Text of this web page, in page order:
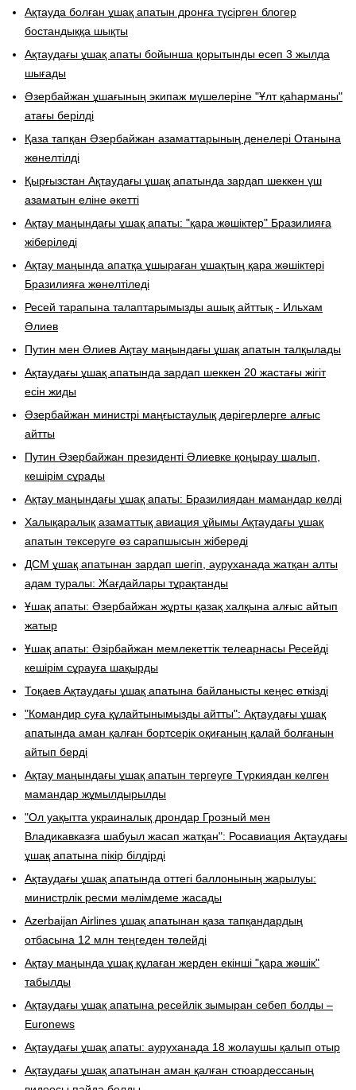
Ақтауда болған ұшақ апатын дронға түсірген блогер
бостандыққа шықты
Ақтаудағы ұшақ апаты бойынша қорытынды есеп 3 жылда
шығады
Әзербайжан ұшағының экипаж мүшелеріне "Ұлт қаһарманы"
атағы берілді
Қаза тапқан Әзербайжан азаматтарының денелері Отанына
жөнелтілді
Қырғызстан Ақтаудағы ұшақ апатында зардап шеккен үш
азаматын еліне әкетті
Ақтау маңындағы ұшақ апаты: "қара жәшіктер" Бразилияға
жіберіледі
Ақтау маңында апатқа ұшыраған ұшақтың қара жәшіктері
Бразилияға жөнелтіледі
​Ресей тарапына талаптарымызды ашық айттық - Ильхам
Әлиев
Путин мен Әлиев Ақтау маңындағы ұшақ апатын талқылады
Ақтаудағы ұшақ апатында зардап шеккен 20 жастағы жігіт
есін жиды
Әзербайжан министрі маңғыстаулық дәрігерлерге алғыс
айтты
Путин Әзербайжан президенті Әлиевке қоңырау шалып,
кешірім сұрады
Ақтау маңындағы ұшақ апаты: Бразилиядан мамандар келді
Халықаралық азаматтық авиация ұйымы Ақтаудағы ұшақ
апатын тексеруге өз сарапшысын жібереді
ДСМ ұшақ апатынан зардап шегіп, ауруханада жатқан алты
адам туралы: Жағдайлары тұрақтанды
Ұшақ апаты: Әзербайжан жұрты қазақ халқына алғыс айтып
жатыр
Ұшақ апаты: Әзірбайжан мемлекеттік телеарнасы Ресейді
кешірім сұрауға шақырды
Тоқаев Ақтаудағы ұшақ апатына байланысты кеңес өткізді
"Командир суға құлайтынымызды айтты": Ақтаудағы ұшақ
апатында аман қалған бортсерік оқиғаның қалай болғанын
айтып берді
​Ақтау маңындағы ұшақ апатын тергеуге Түркиядан келген
мамандар жұмылдырылды
"Ол уақытта украиналық дрондар Грозный мен
Владикавказға шабуыл жасап жатқан": Росавиация Ақтаудағы
ұшақ апатына пікір білдірді
Ақтаудағы ұшақ апатында оттегі баллонының жарылуы:
министрлік ресми мәлімдеме жасады
Azerbaijan Airlines ұшақ апатынан қаза тапқандардың
отбасына 12 млн теңгеден төлейді
Ақтау маңында ұшақ құлаған жерден екінші "қара жәшік"
табылды
Ақтаудағы ұшақ апатына ресейлік зымыран себеп болды –
Euronews
Ақтаудағы ұшақ апаты: ауруханада 18 жолаушы қалып отыр
Ақтаудағы ұшақ апатынан аман қалған стюардессаның